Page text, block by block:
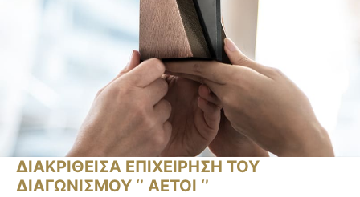
ΔΙΑΚΡΙΘΕΙΣΑ ΕΠΙΧΕΙΡΗΣΗ ΤΟΥ
ΔΙΑΓΩΝΙΣΜΟΥ ‘’ ΑΕΤΟΙ ‘’